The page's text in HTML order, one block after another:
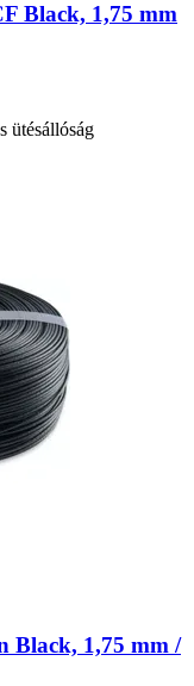
Black, 1,75 mm
ütésállóság
Black, 1,75 mm /